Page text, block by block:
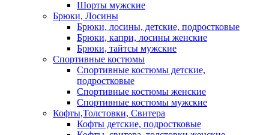
Шорты мужские
Брюки, Лосины
Брюки, лосины, детские, подростковые
Брюки, капри, лосины женские
Брюки, тайтсы мужские
Спортивные костюмы
Спортивные костюмы детские,
подростковые
Спортивные костюмы женские
Спортивные костюмы мужские
Кофты,Толстовки, Свитера
Кофты детские, подростковые